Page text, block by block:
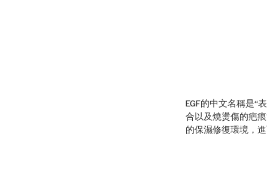
EGF的中文名稱是“
合以及燒燙傷的疤
的保濕修復環境，